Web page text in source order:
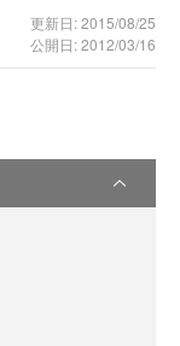
更新日: 2015/08/25
公開日: 2012/03/16